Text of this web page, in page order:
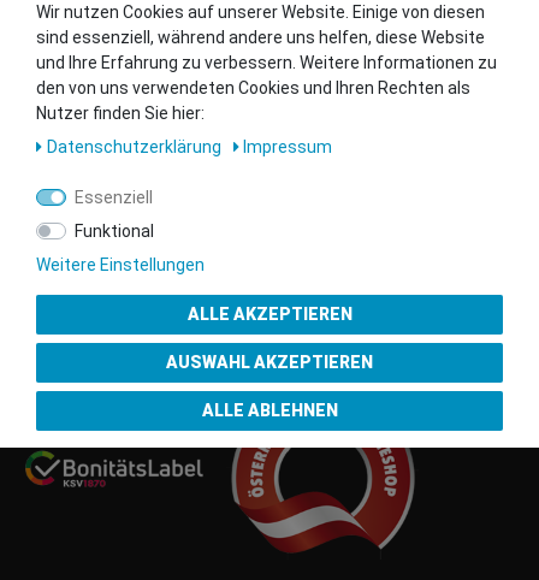
Sie wollen uns beliefern?
Kontaktieren Sie unser GSMshop Purchase Team
Whatsapp: +436766684438
info@gsmshop.at
13.02.2024 14:55
Gütesiegel
Wir nutzen Cookies auf unserer Website. Einige von diesen
sind essenziell, während andere uns helfen, diese Website
und Ihre Erfahrung zu verbessern. Weitere Informationen zu
den von uns verwendeten Cookies und Ihren Rechten als
Nutzer finden Sie hier:
Daten­schutz­erklärung
Impressum
Essenziell
Funktional
Weitere Einstellungen
ALLE AKZEPTIEREN
AUSWAHL AKZEPTIEREN
ALLE ABLEHNEN